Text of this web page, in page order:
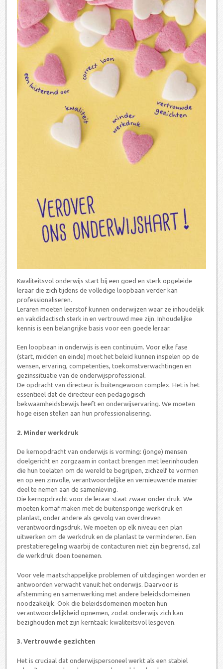
Kwaliteitsvol onderwijs start bij een goed en sterk opgeleide
leraar die zich tijdens de volledige loopbaan verder kan
professionaliseren.
Leraren moeten leerstof kunnen onderwijzen waar ze inhoudelijk
en vakdidactisch sterk in en vertrouwd mee zijn. Inhoudelijke
kennis is een belangrijke basis voor een goede leraar.
Een loopbaan in onderwijs is een continuüm. Voor elke fase
(start, midden en einde) moet het beleid kunnen inspelen op de
wensen, ervaring, competenties, toekomstverwachtingen en
gezinssituatie van de onderwijsprofessional.
De opdracht van directeur is buitengewoon complex. Het is het
essentieel dat de directeur een pedagogisch
bekwaamheidsbewijs heeft en onderwijservaring. We moeten
hoge eisen stellen aan hun professionalisering.
2. Minder werkdruk
De kernopdracht van onderwijs is vorming: (jonge) mensen
doelgericht en zorgzaam in contact brengen met leerinhouden
die hun toelaten om de wereld te begrijpen, zichzelf te vormen
en op een zinvolle, verantwoordelijke en vernieuwende manier
deel te nemen aan de samenleving.
Die kernopdracht voor de leraar staat zwaar onder druk. We
moeten komaf maken met de buitensporige werkdruk en
planlast, onder andere als gevolg van overdreven
verantwoordingsdruk. We moeten op elk niveau een plan
uitwerken om de werkdruk en de planlast te verminderen. Een
prestatieregeling waarbij de contacturen niet zijn begrensd, zal
de werkdruk doen toenemen.
Voor vele maatschappelijke problemen of uitdagingen worden er
antwoorden verwacht vanuit het onderwijs. Daarvoor is
afstemming en samenwerking met andere beleidsdomeinen
noodzakelijk. Ook die beleidsdomeinen moeten hun
verantwoordelijkheid opnemen, zodat onderwijs zich kan
bezighouden met zijn kerntaak: kwaliteitsvol lesgeven.
3. Vertrouwde gezichten
Het is cruciaal dat onderwijspersoneel werkt als een stabiel